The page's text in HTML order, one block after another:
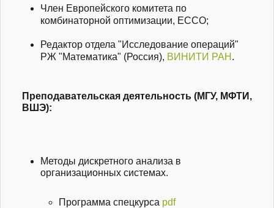
Член Европейского комитета по
комбинаторной оптимизации, ECCO;
Редактор отдела "Исследование операций"
РЖ "Математика" (Россия), ВИНИТИ РАН .
Преподавательская деятельность (МГУ, МФТИ,
ВШЭ):
Методы дискретного анализа в
организационных системах.
Программа спецкурса pdf